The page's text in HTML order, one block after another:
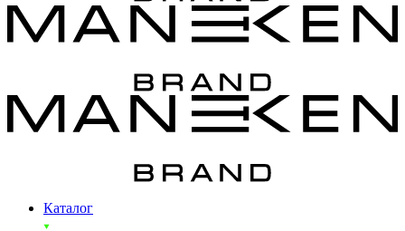
Каталог